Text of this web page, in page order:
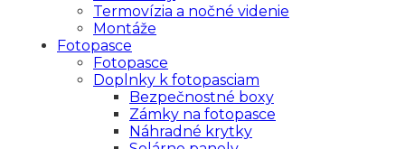
Termovízia a nočné videnie
Montáže
Fotopasce
Fotopasce
Doplnky k fotopasciam
Bezpečnostné boxy
Zámky na fotopasce
Náhradné krytky